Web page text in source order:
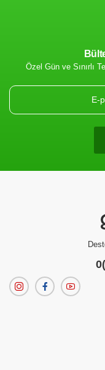
Ürün
Özel Gün ve Sınırlı